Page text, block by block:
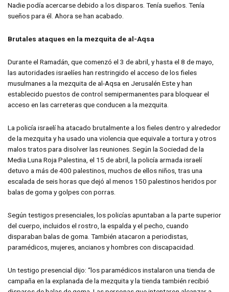
Nadie podía acercarse debido a los disparos. Tenía sueños. Tenía
sueños para él. Ahora se han acabado.
Brutales ataques en la mezquita de al-Aqsa
Durante el Ramadán, que comenzó el 3 de abril, y hasta el 8 de mayo,
las autoridades israelíes han restringido el acceso de los fieles
musulmanes a la mezquita de al-Aqsa en Jerusalén Este y han
establecido puestos de control semipermanentes para bloquear el
acceso en las carreteras que conducen a la mezquita.
La policía israelí ha atacado brutalmente a los fieles dentro y alrededor
de la mezquita y ha usado una violencia que equivale a tortura y otros
malos tratos para disolver las reuniones. Según la Sociedad de la
Media Luna Roja Palestina, el 15 de abril, la policía armada israelí
detuvo a más de 400 palestinos, muchos de ellos niños, tras una
escalada de seis horas que dejó al menos 150 palestinos heridos por
balas de goma y golpes con porras.
Según testigos presenciales, los policías apuntaban a la parte superior
del cuerpo, incluidos el rostro, la espalda y el pecho, cuando
disparaban balas de goma. También atacaron a periodistas,
paramédicos, mujeres, ancianos y hombres con discapacidad.
Un testigo presencial dijo: “los paramédicos instalaron una tienda de
campaña en la explanada de la mezquita y la tienda también recibió